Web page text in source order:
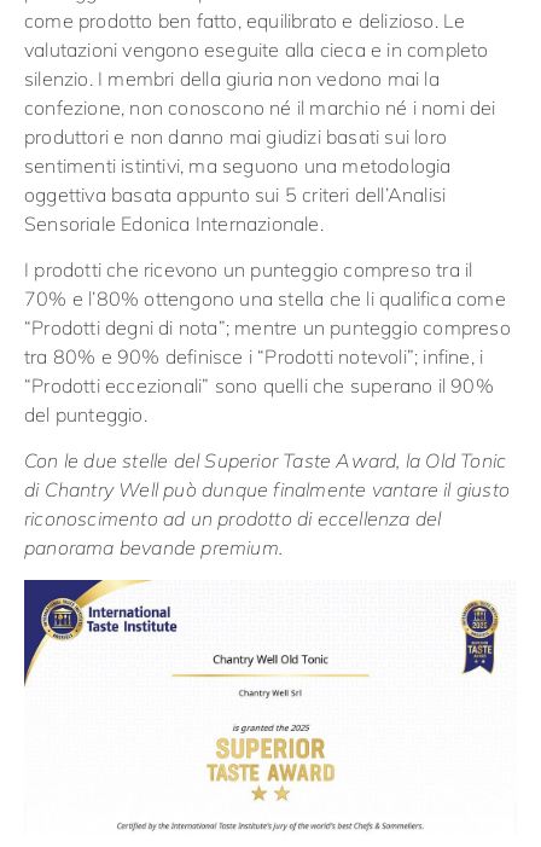
come prodotto ben fatto, equilibrato e delizioso. Le
valutazioni vengono eseguite alla cieca e in completo
silenzio. I membri della giuria non vedono mai la
confezione, non conoscono né il marchio né i nomi dei
produttori e non danno mai giudizi basati sui loro
sentimenti istintivi, ma seguono una metodologia
oggettiva basata appunto sui 5 criteri dell’Analisi
Sensoriale Edonica Internazionale.
I prodotti che ricevono un punteggio compreso tra il
70% e l’80% ottengono una stella che li qualifica come
“Prodotti degni di nota”; mentre un punteggio compreso
tra 80% e 90% definisce i “Prodotti notevoli”; infine, i
“Prodotti eccezionali” sono quelli che superano il 90%
del punteggio.
Con le due stelle del Superior Taste Award, la Old Tonic
di Chantry Well può dunque finalmente vantare il giusto
riconoscimento ad un prodotto di eccellenza del
panorama bevande premium.